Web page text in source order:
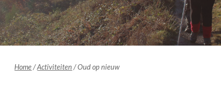
Home/Activiteiten /Oud op nieuw